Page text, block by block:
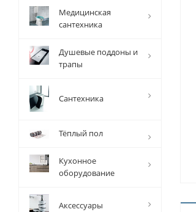
Медицинская
сантехника
Душевые поддоны и
трапы
Сантехника
Тёплый пол
Кухонное
оборудование
Аксессуары